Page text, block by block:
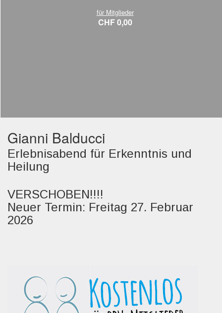
für Mitglieder
CHF 0,00
Gianni Balducci
Erlebnisabend für Erkenntnis und
Heilung
VERSCHOBEN!!!!
Neuer Termin: Freitag 27. Februar
2026